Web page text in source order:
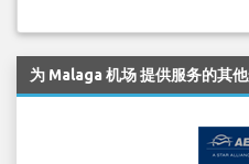
为 Malaga 机场 提供服务的其